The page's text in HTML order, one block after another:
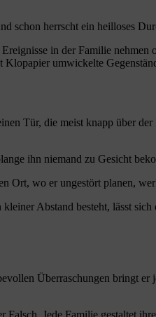
schon herrscht ein heilloses
in der Familie
umwickelte
Tür, die meist knapp über
ihn niemand zu Gesicht
Ort, wo er ungestört planen,
Abstand besteht, lässt
Überraschungen bringt